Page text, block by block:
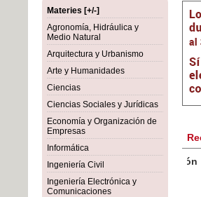
Materies [+/-]
Agronomía, Hidráulica y
Medio Natural
Arquitectura y Urbanismo
Arte y Humanidades
Ciencias
Ciencias Sociales y Jurídicas
Economía y Organización de
Empresas
Informática
Ingeniería Civil
Ingeniería Electrónica y
Comunicaciones